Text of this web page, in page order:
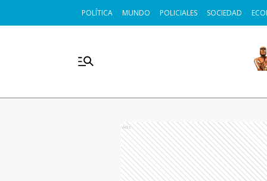
POLÍTICA MUNDO POLICIALES SOCIEDAD
Ads